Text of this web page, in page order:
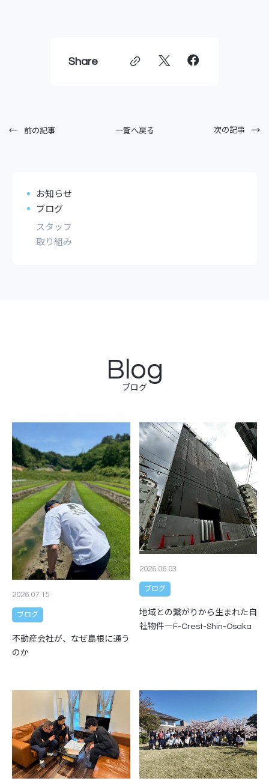
Share
前の記事 一覧へ戻る 次の記事
お知らせ
ブログ
スタッフ
取り組み
ブログ
Blog
2026.07.15
ブログ
不動産会社が、なぜ島根に通う
のか
2026.06.03
ブログ
地域との繋がりから生まれた自
社物件―F-Crest-Shin-Osaka